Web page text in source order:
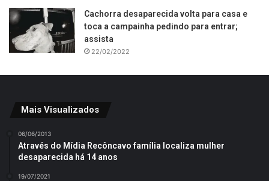
Cachorra desaparecida volta para casa e
toca a campainha pedindo para entrar;
assista
22/02/2022
Mais Visualizados
06/06/2013
Através do Mídia Recôncavo família localiza mulher
desaparecida há 14 anos
19/07/2021